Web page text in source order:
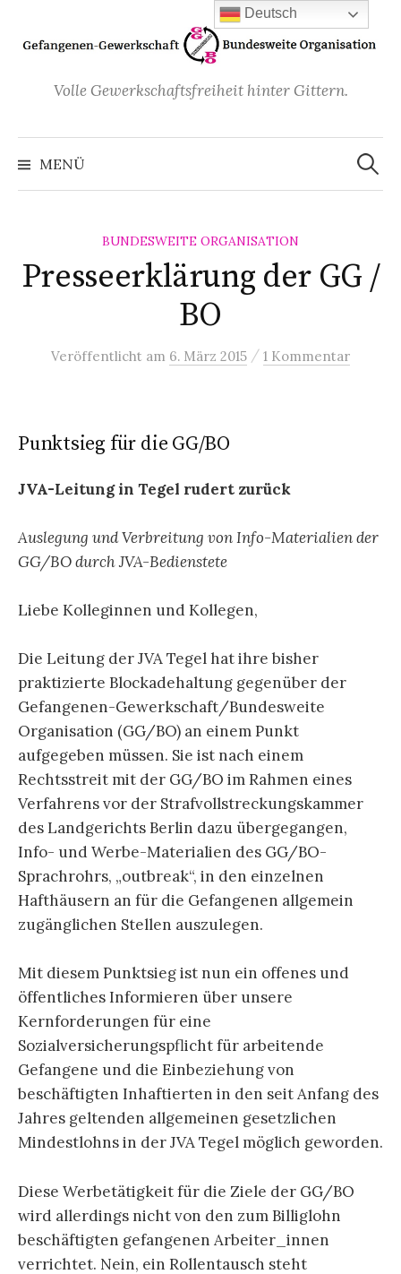
Inhalt
überspringen
Volle Gewerkschaftsfreiheit hinter Gittern.
MENÜ
Suchen
nach:
BUNDESWEITE ORGANISATION
Presseerklärung der GG /
BO
Veröffentlicht am 6. März 2015 / 1 Kommentar
Punktsieg für die GG/BO
JVA-Leitung in Tegel rudert zurück
Auslegung und Verbreitung von Info-Materialien der
GG/BO durch JVA-Bedienstete
Liebe Kolleginnen und Kollegen,
Die Leitung der JVA Tegel hat ihre bisher
praktizierte Blockadehaltung gegenüber der
Gefangenen-Gewerkschaft/Bundesweite
Organisation (GG/BO) an einem Punkt
aufgegeben müssen. Sie ist nach einem
Rechtsstreit mit der GG/BO im Rahmen eines
Verfahrens vor der Strafvollstreckungskammer
des Landgerichts Berlin dazu übergegangen,
Info- und Werbe-Materialien des GG/BO-
Sprachrohrs, „outbreak“, in den einzelnen
Hafthäusern an für die Gefangenen allgemein
zugänglichen Stellen auszulegen.
Mit diesem Punktsieg ist nun ein offenes und
öffentliches Informieren über unsere
Kernforderungen für eine
Sozialversicherungspflicht für arbeitende
Gefangene und die Einbeziehung von
beschäftigten Inhaftierten in den seit Anfang des
Jahres geltenden allgemeinen gesetzlichen
Mindestlohns in der JVA Tegel möglich geworden.
Diese Werbetätigkeit für die Ziele der GG/BO
wird allerdings nicht von den zum Billiglohn
beschäftigten gefangenen Arbeiter_innen
verrichtet. Nein, ein Rollentausch steht
Deutsch